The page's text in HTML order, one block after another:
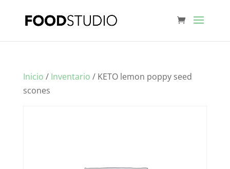
Inicio / Inventario / KETO lemon poppy seed
scones